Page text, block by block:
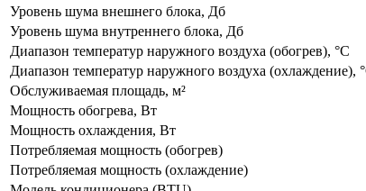
Уровень шума внешнего блока, Дб
Уровень шума внутреннего блока, Дб
Диапазон температур наружного воздуха (обогрев), °C
Диапазон температур наружного воздуха (охлаждение),
Обслуживаемая площадь, м²
Мощность обогрева, Вт
Мощность охлаждения, Вт
Потребляемая мощность (обогрев)
Потребляемая мощность (охлаждение)